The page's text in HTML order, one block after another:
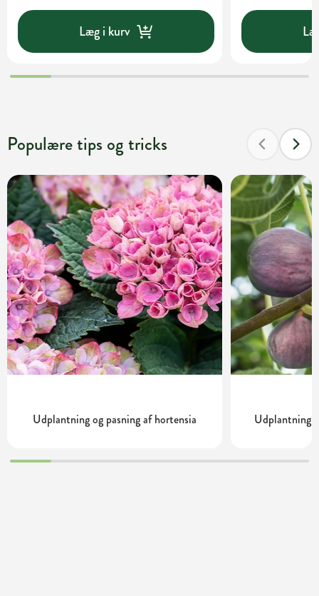
Læg i kurv
Populære tips og tricks
Udplantning og pasning af hortensia Udplantning